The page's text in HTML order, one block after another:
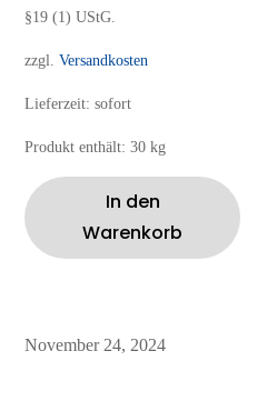
§19 (1) UStG.
zzgl.Versandkosten
Lieferzeit:sofort
Produkt enthält: 30kg
In den
Warenkorb
Posted
November 24, 2024